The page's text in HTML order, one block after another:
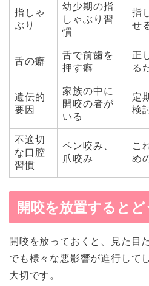
指しゃ
ぶり
幼少期の指
しゃぶり習
慣
指
せ
舌の癖
舌で前歯を
押す癖
正
る
遺伝的
要因
家族の中に
開咬の者が
いる
定
検
不適切
な口腔
習慣
ペン咬み、
爪咬み
こ
め
開咬を放置するとど
開咬を放っておくと、見た目
でも様々な悪影響が進行して
大切です。